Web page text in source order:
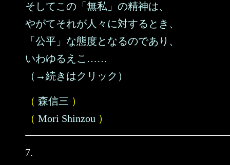
そしてこの「無私」の精神は、
やがてそれが人々に対するとき、
「公平」な態度となるのであり、
いわゆるえこ……
（→続きはクリック）
（ 森信三 ）
（ Mori Shinzou ）
7.